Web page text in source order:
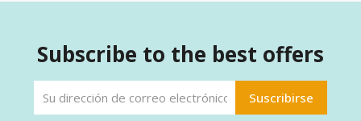
Subscribe to the best offers